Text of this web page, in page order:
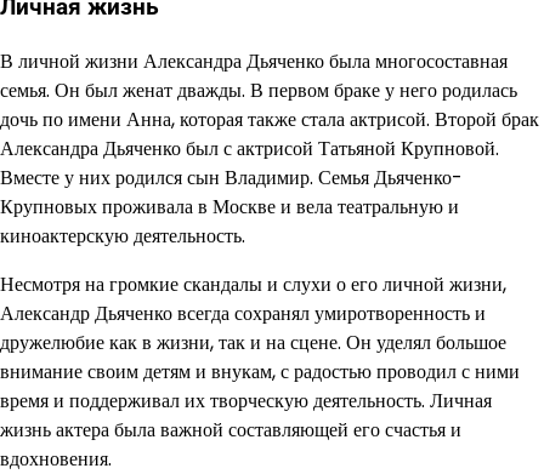
Личная жизнь
В личной жизни Александра Дьяченко была многосоставная
семья. Он был женат дважды. В первом браке у него родилась
дочь по имени Анна, которая также стала актрисой. Второй брак
Александра Дьяченко был с актрисой Татьяной Крупновой.
Вместе у них родился сын Владимир. Семья Дьяченко-
Крупновых проживала в Москве и вела театральную и
киноактерскую деятельность.
Несмотря на громкие скандалы и слухи о его личной жизни,
Александр Дьяченко всегда сохранял умиротворенность и
дружелюбие как в жизни, так и на сцене. Он уделял большое
внимание своим детям и внукам, с радостью проводил с ними
время и поддерживал их творческую деятельность. Личная
жизнь актера была важной составляющей его счастья и
вдохновения.